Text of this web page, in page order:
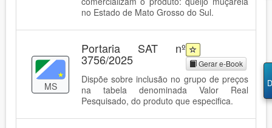
no Estado de Mato Grosso do Sul.
MS
Portaria SAT nº
3756/2025 Gerar e-Book
Dispõe sobre inclusão no grupo de preços
na tabela denominada Valor Real
Pesquisado, do produto que especifica.